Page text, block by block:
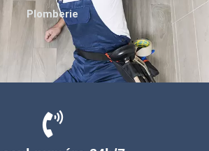
Plomberie